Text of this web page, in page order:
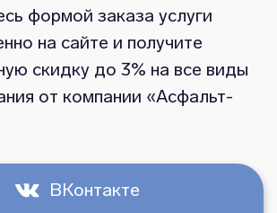
формой заказа услуги
на сайте и получите
скидку до 3% на все виды
от компании «Асфальт-
ВКонтакте